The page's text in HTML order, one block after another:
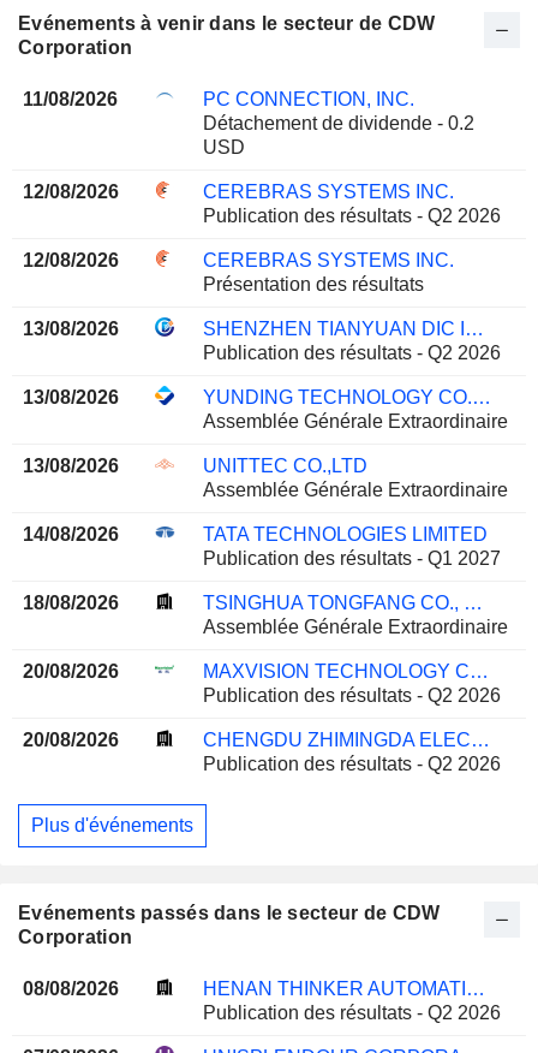
Evénements à venir dans le secteur de CDW
Corporation
11/08/2026
PC CONNECTION, INC.
Détachement de dividende - 0.2
USD
12/08/2026
CEREBRAS SYSTEMS INC.
Publication des résultats - Q2 2026
12/08/2026
CEREBRAS SYSTEMS INC.
Présentation des résultats
13/08/2026
SHENZHEN TIANYUAN DIC INFORMATION TECHNOLOGY CO., LTD.
Publication des résultats - Q2 2026
13/08/2026
YUNDING TECHNOLOGY CO.,LTD.
Assemblée Générale Extraordinaire
13/08/2026
UNITTEC CO.,LTD
Assemblée Générale Extraordinaire
14/08/2026
TATA TECHNOLOGIES LIMITED
Publication des résultats - Q1 2027
18/08/2026
TSINGHUA TONGFANG CO., LTD.
Assemblée Générale Extraordinaire
20/08/2026
MAXVISION TECHNOLOGY CORP.
Publication des résultats - Q2 2026
20/08/2026
CHENGDU ZHIMINGDA ELECTRONICS CO., LTD.
Publication des résultats - Q2 2026
Plus d'événements
Evénements passés dans le secteur de CDW
Corporation
08/08/2026
HENAN THINKER AUTOMATIC EQUIPMENT CO.,LTD.
Publication des résultats - Q2 2026